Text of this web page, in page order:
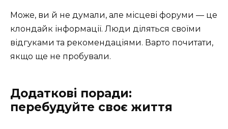
Може, ви й не думали, але місцеві форуми — це
клондайк інформації. Люди діляться своїми
відгуками та рекомендаціями. Варто почитати,
якщо ще не пробували.
Додаткові поради:
перебудуйте своє життя